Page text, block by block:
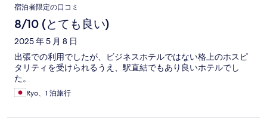
宿泊者限定の口コミ
8/10 (とても良い)
2025 年 5 月 8 日
出張での利用でしたが、ビジネスホテルではない格上のホスピ
タリティを受けられるうえ、駅直結でもあり良いホテルでし
た。
Ryo、1 泊旅行